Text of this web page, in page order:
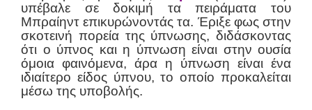
υπέβαλε σε δοκιμή τα πειράματα του
Μπραίηντ επικυρώνοντάς τα. Έριξε φως στην
σκοτεινή πορεία της ύπνωσης, διδάσκοντας
ότι ο ύπνος και η ύπνωση είναι στην ουσία
όμοια φαινόμενα, άρα η ύπνωση είναι ένα
ιδιαίτερο είδος ύπνου, το οποίο προκαλείται
μέσω της υποβολής.